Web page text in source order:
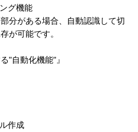
グ機能
分がある場合、自動認識して切
が可能です。
"自動化機能"』
作成